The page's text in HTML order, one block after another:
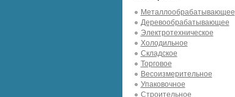
Металлообрабатывающее
Деревообрабатывающее
Электротехническое
Холодильное
Складское
Торговое
Весоизмерительное
Упаковочное
Строительное